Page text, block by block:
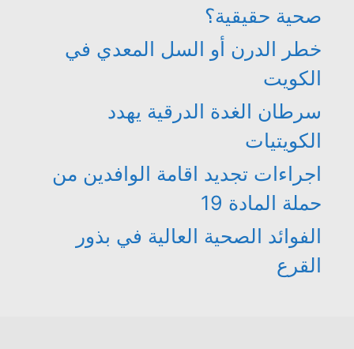
صحية حقيقية؟
خطر الدرن أو السل المعدي في
الكويت
سرطان الغدة الدرقية يهدد
الكويتيات
اجراءات تجديد اقامة الوافدين من
حملة المادة 19
الفوائد الصحية العالية في بذور
القرع